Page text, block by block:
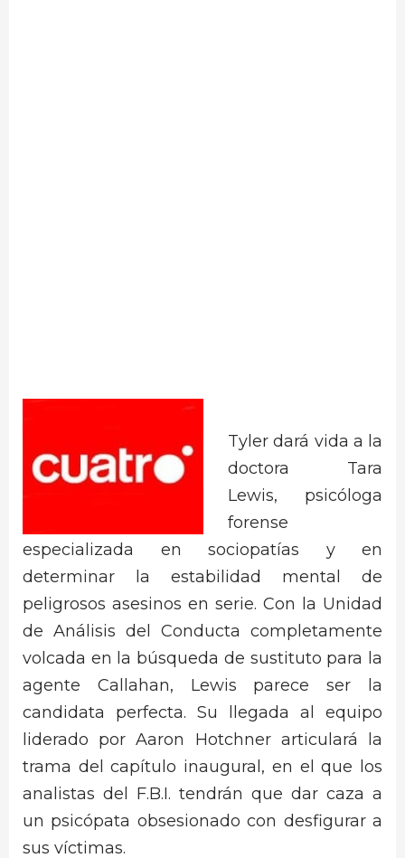
Tyler dará vida a la
doctora Tara
Lewis, psicóloga
forense
especializada en sociopatías y en
determinar la estabilidad mental de
peligrosos asesinos en serie. Con la Unidad
de Análisis del Conducta completamente
volcada en la búsqueda de sustituto para la
agente Callahan, Lewis parece ser la
candidata perfecta. Su llegada al equipo
liderado por Aaron Hotchner articulará la
trama del capítulo inaugural, en el que los
analistas del F.B.I. tendrán que dar caza a
un psicópata obsesionado con desfigurar a
sus víctimas.